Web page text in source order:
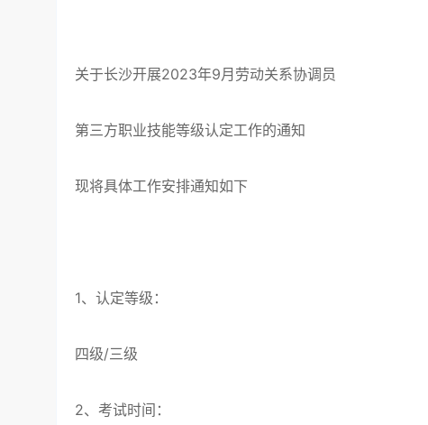
关于长沙开展2023年9月劳动关系协调员
第三方职业技能等级认定工作的通知
现将具体工作安排通知如下
1、认定等级：
四级/三级
2、考试时间：